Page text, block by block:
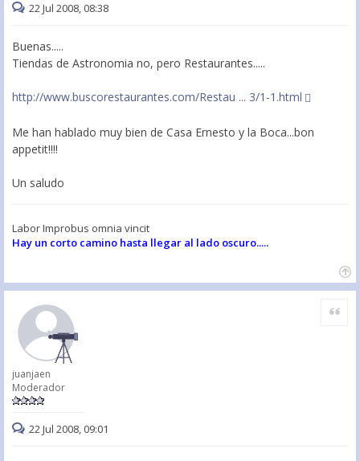
22 Jul 2008, 08:38
Buenas.....
Tiendas de Astronomia no, pero Restaurantes.....
http://www.buscorestaurantes.com/Restau ... 3/1-1.html
Me han hablado muy bien de Casa Ernesto y la Boca...bon
appetit!!!!
Un saludo
Labor Improbus omnia vincit
Hay un corto camino hasta llegar al lado oscuro.....
juanjaen
Moderador
Citar
22 Jul 2008, 09:01